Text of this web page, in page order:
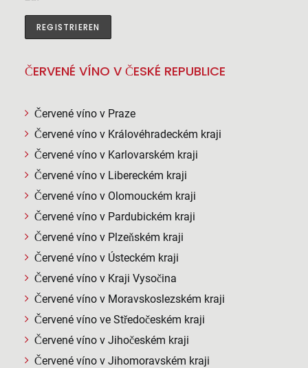
ČERVENÉ VÍNO V ČESKÉ REPUBLICE
Červené víno v Praze
Červené víno v Královéhradeckém kraji
Červené víno v Karlovarském kraji
Červené víno v Libereckém kraji
Červené víno v Olomouckém kraji
Červené víno v Pardubickém kraji
Červené víno v Plzeňském kraji
Červené víno v Ústeckém kraji
Červené víno v Kraji Vysočina
Červené víno v Moravskoslezském kraji
Červené víno ve Středočeském kraji
Červené víno v Jihočeském kraji
Červené víno v Jihomoravském kraji